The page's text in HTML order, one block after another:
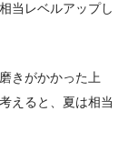
当レベルアップし
きがかかった上
えると、夏は相当